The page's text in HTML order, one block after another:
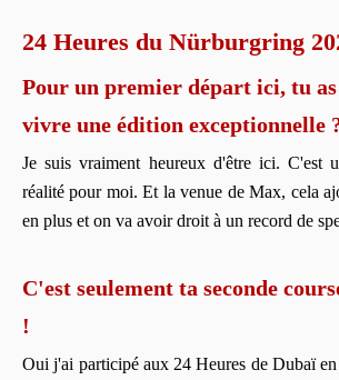
24 Heures du Nürburgring
Pour un premier départ ici, tu as
vivre une édition exceptionnelle
Je suis vraiment heureux d'être ici. C'est
réalité pour moi. Et la venue de Max, cela
en plus et on va avoir droit à un record de
C'est seulement ta seconde
!
Oui j'ai participé aux 24 Heures de Dubaï